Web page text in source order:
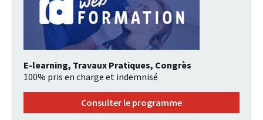
E-learning, Travaux Pratiques, Congrès
100% pris en charge et indemnisé
Consulter le programme